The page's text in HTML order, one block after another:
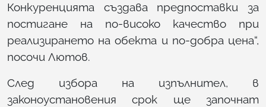
Конкуренцията създава предпоставки за
постигане на по-високо качество при
реализирането на обекта и по-добра цена“,
посочи Лютов.
След избора на изпълнител, в
законоустановения срок ще започнат